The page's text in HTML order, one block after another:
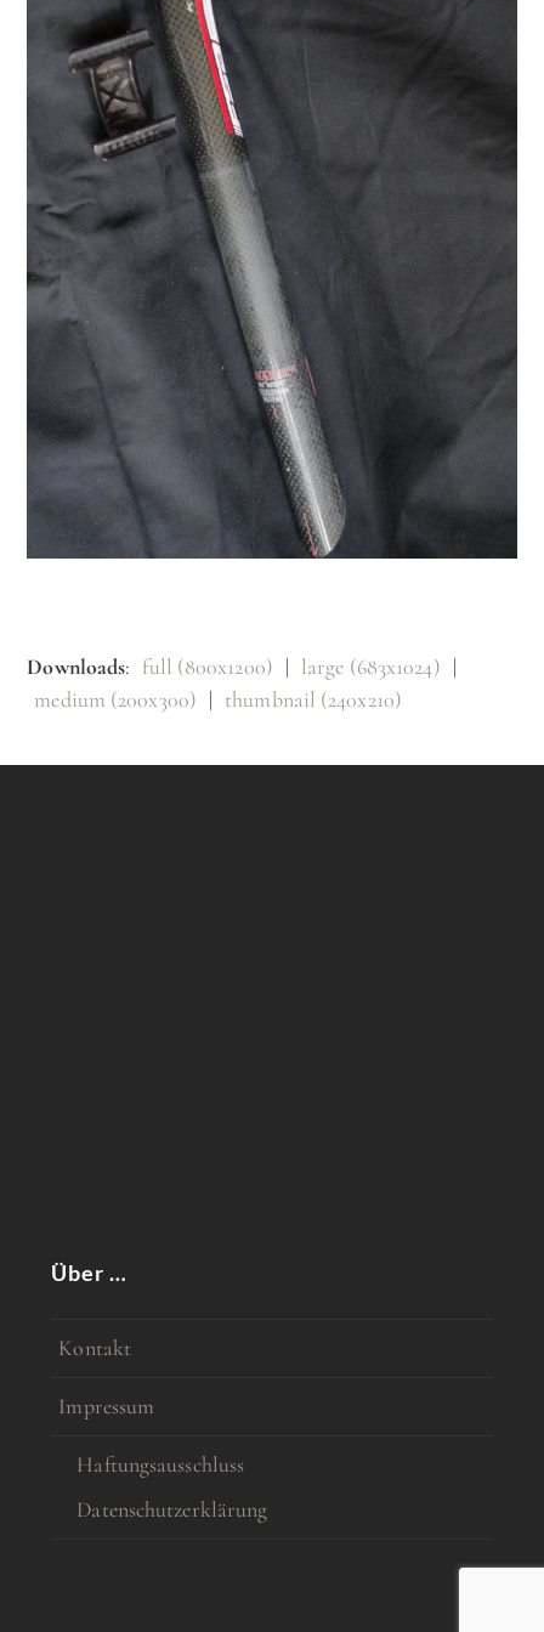
Downloads: full (800x1200) | large (683x1024) |
medium (200x300) | thumbnail (240x210)
Über …
Kontakt
Impressum
Haftungsausschluss
Datenschutzerklärung